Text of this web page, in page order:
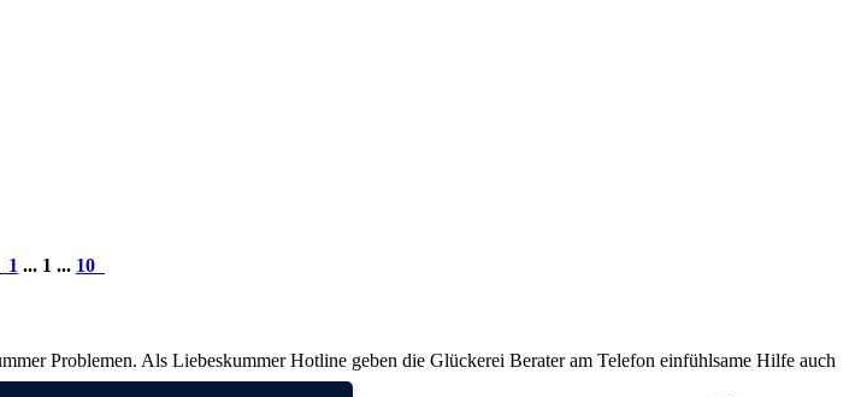
1 ... 1 ... 10
Problemen. Als Liebeskummer Hotline geben die Glückerei Berater am Telefon einfühlsame Hilfe auch